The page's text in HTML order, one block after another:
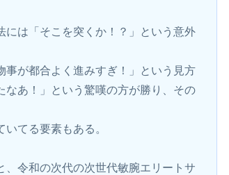
は「そこを突くか！？」という意外
が都合よく進みすぎ！」という見方
なあ！」という驚嘆の方が勝り、その
てる要素もある。
令和の次代の次世代敏腕エリートサ